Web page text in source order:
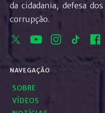
da cidadania, defesa
corrupção.
NAVEGAÇÃO
SOBRE
VÍDEOS